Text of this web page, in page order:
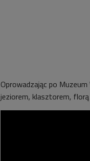
Oprowadzając po
jeziorem, klasztorem,